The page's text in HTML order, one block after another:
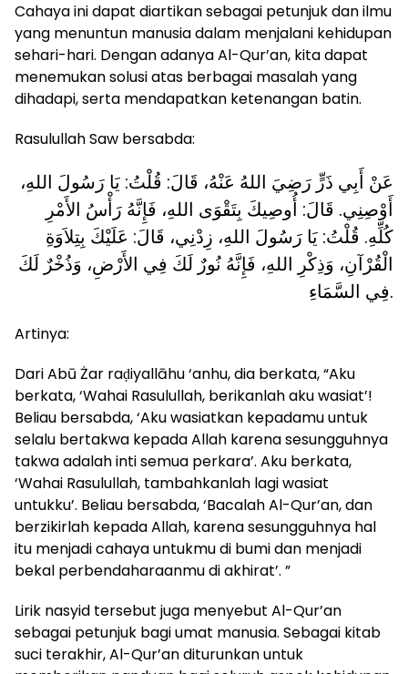
Cahaya ini dapat diartikan sebagai petunjuk dan ilmu
yang menuntun manusia dalam menjalani kehidupan
sehari-hari. Dengan adanya Al-Qur’an, kita dapat
menemukan solusi atas berbagai masalah yang
dihadapi, serta mendapatkan ketenangan batin.
Rasulullah Saw bersabda:
عَنْ أَبِي ذَرٍّ رَضِيَ اللهُ عَنْهُ، قَالَ: قُلْتُ‏:‏ يَا رَسُولَ اللهِ،
أَوْصِنِي. قَالَ‏:‏ أُوصِيكَ بِتَقْوَى اللهِ، فَإِنَّهُ رَأْسُ الأَمْرِ
كُلِّهِ‏.‏ قُلْتُ‏:‏ يَا رَسُولَ اللهِ، زِدْنِي، قَالَ‏: ‏عَلَيْكَ بِتِلاَوَةِ
الْقُرْآنِ، وَذِكْرِ اللهِ، فَإِنَّهُ نُورٌ لَكَ فِي الأَرْضِ، وَذُخْرٌ لَكَ
فِي السَّمَاءِ.
Artinya:
Dari Abū Żar raḍiyallāhu ‘anhu, dia berkata, “Aku
berkata, ‘Wahai Rasulullah, berikanlah aku wasiat’!
Beliau bersabda, ‘Aku wasiatkan kepadamu untuk
selalu bertakwa kepada Allah karena sesungguhnya
takwa adalah inti semua perkara’. Aku berkata,
‘Wahai Rasulullah, tambahkanlah lagi wasiat
untukku’. Beliau bersabda, ‘Bacalah Al-Qur’an, dan
berzikirlah kepada Allah, karena sesungguhnya hal
itu menjadi cahaya untukmu di bumi dan menjadi
bekal perbendaharaanmu di akhirat’. ”
Lirik nasyid tersebut juga menyebut Al-Qur’an
sebagai petunjuk bagi umat manusia. Sebagai kitab
suci terakhir, Al-Qur’an diturunkan untuk